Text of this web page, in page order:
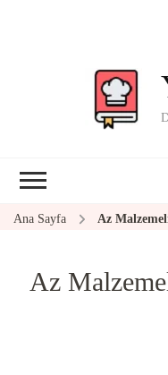
Ana Sayfa Az
Az